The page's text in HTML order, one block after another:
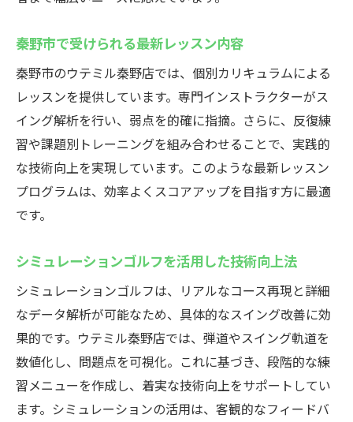
秦野市で受けられる最新レッスン内容
秦野市のウテミル秦野店では、個別カリキュラムによる
レッスンを提供しています。専門インストラクターがス
イング解析を行い、弱点を的確に指摘。さらに、反復練
習や課題別トレーニングを組み合わせることで、実践的
な技術向上を実現しています。このような最新レッスン
プログラムは、効率よくスコアアップを目指す方に最適
です。
シミュレーションゴルフを活用した技術向上法
シミュレーションゴルフは、リアルなコース再現と詳細
なデータ解析が可能なため、具体的なスイング改善に効
果的です。ウテミル秦野店では、弾道やスイング軌道を
数値化し、問題点を可視化。これに基づき、段階的な練
習メニューを作成し、着実な技術向上をサポートしてい
ます。シミュレーションの活用は、客観的なフィードバ